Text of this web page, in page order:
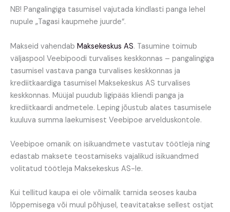
NB! Pangalingiga tasumisel vajutada kindlasti panga lehel
nupule „Tagasi kaupmehe juurde“.
Makseid vahendab Maksekeskus AS. Tasumine toimub
väljaspool Veebipoodi turvalises keskkonnas – pangalingiga
tasumisel vastava panga turvalises keskkonnas ja
krediitkaardiga tasumisel Maksekeskus AS turvalises
keskkonnas. Müüjal puudub ligipääs kliendi panga ja
krediitkaardi andmetele. Leping jõustub alates tasumisele
kuuluva summa laekumisest Veebipoe arvelduskontole.
Veebipoe omanik on isikuandmete vastutav töötleja ning
edastab maksete teostamiseks vajalikud isikuandmed
volitatud töötleja Maksekeskus AS-le.
Kui tellitud kaupa ei ole võimalik tarnida seoses kauba
lõppemisega või muul põhjusel, teavitatakse sellest ostjat